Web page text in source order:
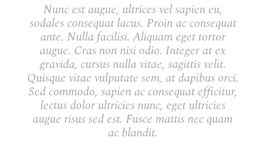
Nunc est augue, ultrices vel sapien eu,
sodales consequat lacus. Proin ac consequat
ante. Nulla facilisi. Aliquam eget tortor
augue. Cras non nisi odio. Integer at ex
gravida, cursus nulla vitae, sagittis velit.
Quisque vitae vulputate sem, at dapibus orci.
Sed commodo, sapien ac consequat efficitur,
lectus dolor ultricies nunc, eget ultricies
augue risus sed est. Fusce mattis nec quam
ac blandit.